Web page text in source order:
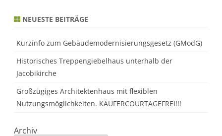
NEUESTE BEITRÄGE
Kurzinfo zum Gebäudemodernisierungsgesetz (GModG)
Historisches Treppengiebelhaus unterhalb der
Jacobikirche
Großzügiges Architektenhaus mit flexiblen
Nutzungsmöglichkeiten. KÄUFERCOURTAGEFREI!!!
Archiv